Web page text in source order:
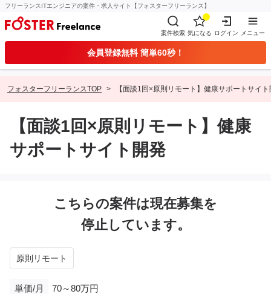
フリーランスITエンジニアの案件・求人サイト【フォスターフリーランス】
案件検索 気になる ログイン メニュー
会員登録無料 簡単60秒！
フォスターフリーランスTOP 【面談1回×原則リモート】健康サポートサイト
【面談1回×原則リモート】健康
サポートサイト開発
こちらの案件は現在募集を
停止しています。
原則リモート
単価/月 70～80万円